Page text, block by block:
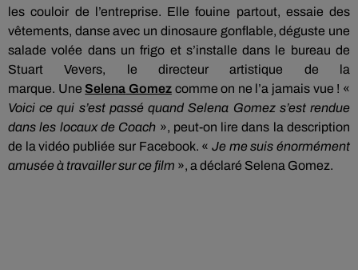
les couloir de l’entreprise. Elle fouine partout, essaie des
vêtements, danse avec un dinosaure gonflable, déguste une
salade volée dans un frigo et s’installe dans le bureau de
Stuart
Vevers, le directeur artistique de la
marque. Une Selena Gomezcomme on ne l’a jamais vue ! «
Voici ce qui s’est passé quandSelena Gomez s’est rendue
dans les locaux de Coach », peut-on lire dans la description
de la vidéo publiée sur Facebook. « Je me suis énormément
amusée à travaillersur ce film », a déclaré Selena Gomez.